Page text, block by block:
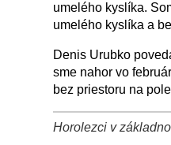
umelého kyslíka.
umelého kyslíka a
Denis Urubko
sme nahor vo
bez priestoru na
Horolezci v